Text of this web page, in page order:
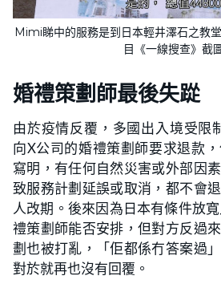
Mimi睇中的服務是到日本輕井澤石之教
目《一線搜查》截圖
婚禮策劃師最後失踨
由於疫情反覆，多國出入境受限
向X公司的婚禮策劃師要求退款
寫明，有任何自然災害或外部因
致服務計劃延誤或取消，都不會
人改期。後來因為日本有條件放
禮策劃師能否安排，但對方反過
劃也被打亂，「佢都係冇答案過
對於就再也沒有回覆。